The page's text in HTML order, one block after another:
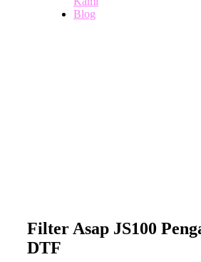
Blog
Filter Asap JS100
DTF